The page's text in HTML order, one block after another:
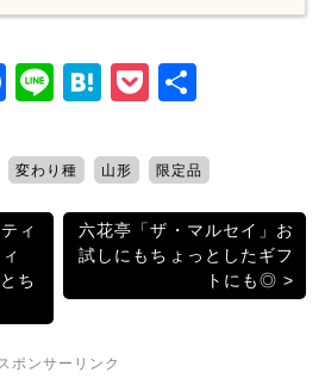
F
c
e
b
o
k
Li
e
H
e
n
a
P
c
k
et
変わり種 山形 限定品
ィ
ち
六花亭「ザ・マルセイ」お
試しにもちょっとしたギフ
トにも◎
スポンサーリンク